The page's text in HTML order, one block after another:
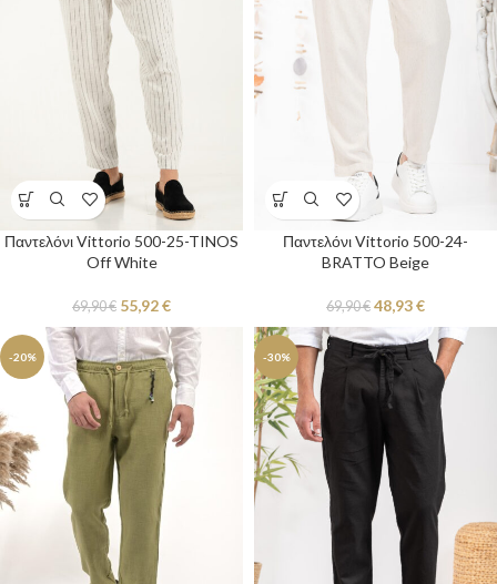
Παντελόνι Vittorio 500-25-TINOS
Off White
69,90€ 55,92€
Παντελόνι Vittorio 500-24-
BRATTO Beige
69,90€ 48,93€
-20% -30%